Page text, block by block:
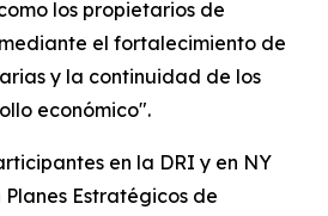
los propietarios de
el fortalecimiento de
y la continuidad de los
económico".
en la DRI y en NY
Estratégicos de